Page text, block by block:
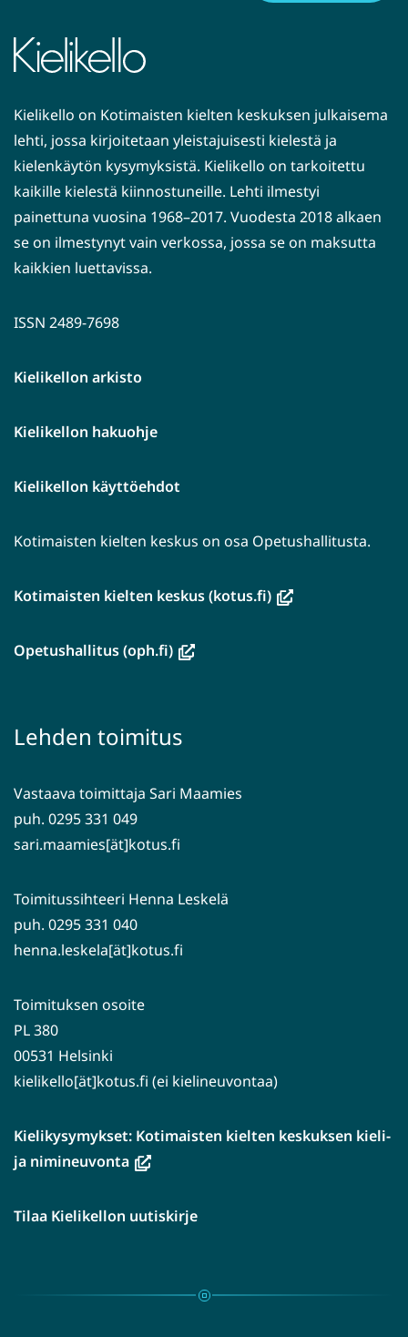
Kielikello on Kotimaisten kielten keskuksen julkaisema
lehti, jossa kirjoitetaan yleistajuisesti kielestä ja
kielenkäytön kysymyksistä. Kielikello on tarkoitettu
kaikille kielestä kiinnostuneille. Lehti ilmestyi
painettuna vuosina 1968–2017. Vuodesta 2018 alkaen
se on ilmestynyt vain verkossa, jossa se on maksutta
kaikkien luettavissa.
ISSN 2489-7698
Kielikellon arkisto
Kielikellon hakuohje
Kielikellon käyttöehdot
Kotimaisten kielten keskus on osa Opetushallitusta.
Kotimaisten kielten keskus (kotus.fi)(avautuu
Opetushallitus (oph.fi)(avautuu
toiseen
Lehden toimitus
Vastaava toimittaja Sari Maamies
puh. 0295 331 049
sari.maamies[ät]kotus.fi
Toimitussihteeri Henna Leskelä
puh. 0295 331 040
henna.leskela[ät]kotus.fi
Toimituksen osoite
PL 380
00531 Helsinki
kielikello[ät]kotus.fi (ei kielineuvontaa)
Kielikysymykset: Kotimaisten kielten keskuksen kieli-
ja nimineuvonta(avautuu
ikkunaan,
palveluun)
Tilaa Kielikellon uutiskirje